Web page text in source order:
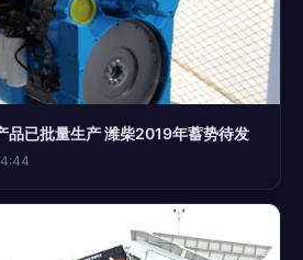
品已批量生产 潍柴2019年蓄势待发